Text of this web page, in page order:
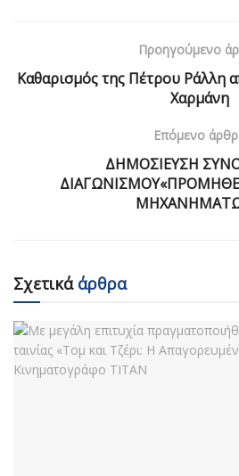
Προηγούμενο
Καθαρισμός της Πέτρου Ράλλη
Χαρμάνη
Επόμενο
ΔΗΜΟΣΙΕΥΣΗ
Σχετικάάρθρα